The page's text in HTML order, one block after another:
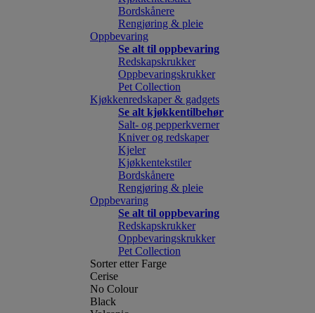
Bordskånere
Rengjøring & pleie
Oppbevaring
Se alt til oppbevaring
Redskapskrukker
Oppbevaringskrukker
Pet Collection
Kjøkkenredskaper & gadgets
Se alt kjøkkentilbehør
Salt- og pepperkverner
Kniver og redskaper
Kjeler
Kjøkkentekstiler
Bordskånere
Rengjøring & pleie
Oppbevaring
Se alt til oppbevaring
Redskapskrukker
Oppbevaringskrukker
Pet Collection
Sorter etter Farge
Cerise
No Colour
Black